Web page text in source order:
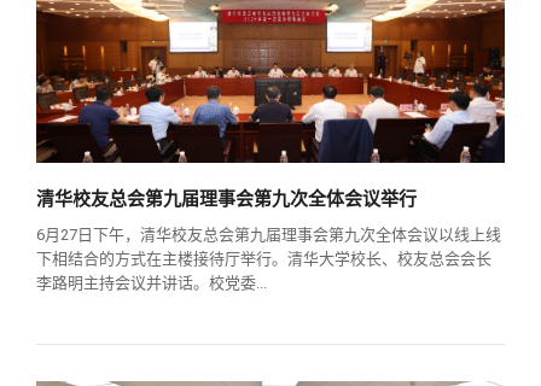
制度法规
联系我们
清华校友总会第九届理事会第九次全体会议举行
6月27日下午，清华校友总会第九届理事会第九次全体会议以线上线
下相结合的方式在主楼接待厅举行。清华大学校长、校友总会会长
李路明主持会议并讲话。校党委...